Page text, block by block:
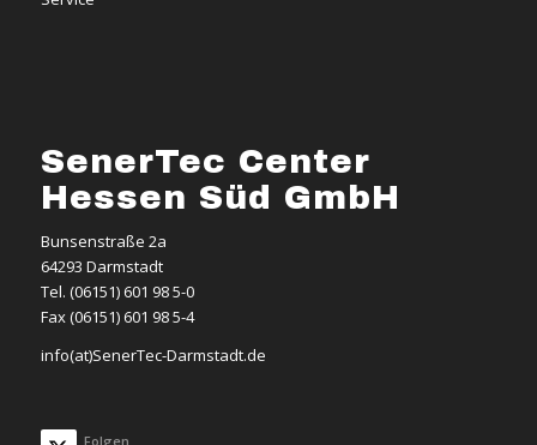
SenerTec Center
Hessen Süd GmbH
Bunsenstraße 2a
64293 Darmstadt
Tel. (06151) 601 98 5-0
Fax (06151) 601 98 5-4
info(at)SenerTec-Darmstadt.de
Folgen